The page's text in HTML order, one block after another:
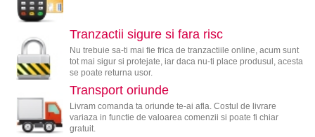
Tranzactii sigure si fara risc
Nu trebuie sa-ti mai fie frica de tranzactiile online, acum sunt
tot mai sigur si protejate, iar daca nu-ti place produsul, acesta
se poate returna usor.
Transport oriunde
Livram comanda ta oriunde te-ai afla. Costul de livrare
variaza in functie de valoarea comenzii si poate fi chiar
gratuit.